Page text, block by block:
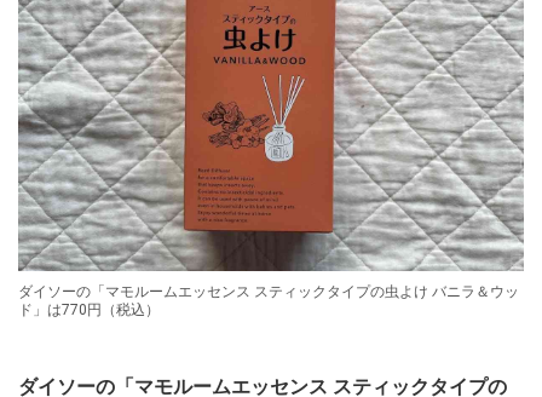
ダイソーの「マモルームエッセンス スティックタイプの虫よけ バニラ＆ウッ
ド」は770円（税込）
ダイソーの「マモルームエッセンス スティックタイプの